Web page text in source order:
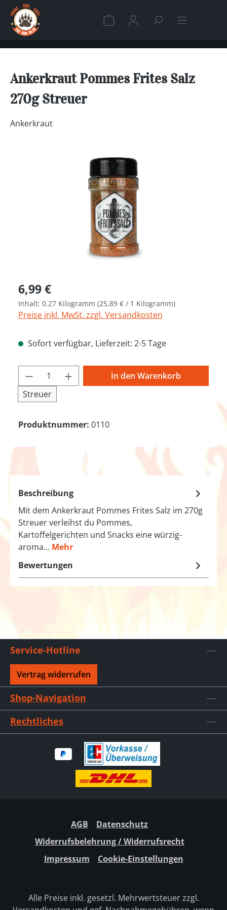
Zum Hauptinhalt springen
Warenkorb enthält 0
Ankerkraut Pommes Frites Salz
270g Streuer
Ankerkraut
Bildergalerie überspringen
Regulärer Preis:
6,99 €
Inhalt: 0.27 Kilogramm (25,89 € / 1 Kilogramm)
Preise inkl. MwSt. zzgl. Versandkosten
Sofort verfügbar, Lieferzeit: 2-5 Tage
Produkt Anzahl: Gib den
Streuer
In den Warenkorb
Produktnummer: 0110
Beschreibung
Mit dem Ankerkraut Pommes Frites Salz im 270g
Streuer verleihst du Pommes,
Kartoffelgerichten und Snacks eine würzig-
aroma… Mehr
Bewertungen
Service-Hotline
Vertrag widerrufen
Shop-Navigation
Rechtliches
AGB
Datenschutz
Widerrufsbelehrung / Widerrufsrecht
Impressum
Cookie-Einstellungen
Alle Preise inkl. gesetzl. Mehrwertsteuer zzgl.